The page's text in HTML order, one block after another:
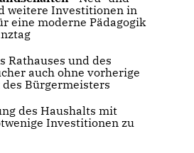
weitere Investitionen in
eine moderne Pädagogik
Rathauses und des
auch ohne vorherige
Bürgermeisters
des Haushalts mit
Investitionen zu